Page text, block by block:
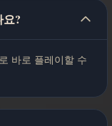
?
바로 플레이할 수